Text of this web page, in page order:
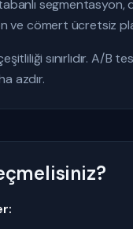
segmentasyon,
ve cömert ücretsiz
sınırlıdır. A/B
azdır.